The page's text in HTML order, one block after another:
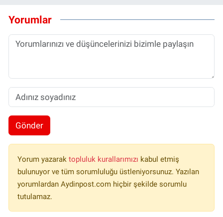
Yorumlar
Gönder
Yorum yazarak topluluk kurallarımızı kabul etmiş
bulunuyor ve tüm sorumluluğu üstleniyorsunuz. Yazılan
yorumlardan Aydinpost.com hiçbir şekilde sorumlu
tutulamaz.